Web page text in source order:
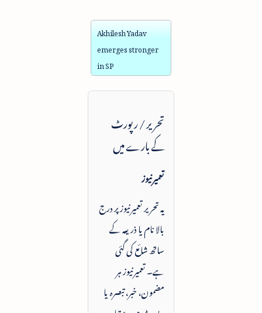
Akhilesh Yadav
emerges stronger
in SP
تحریر / رپورٹ
کے بارے میں
تعمیرنیوز
یہ تحریر تعمیرنیوز پر درج
بالا نام یا ذریعہ کے
ساتھ شائع کی گئی
ہے۔ تعمیرنیوز ہر
مضمون، خبر، تبصرہ یا